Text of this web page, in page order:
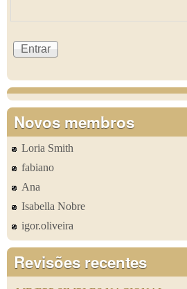
Novos membros
Loria Smith
fabiano
Ana
Isabella Nobre
igor.oliveira
Revisões recentes